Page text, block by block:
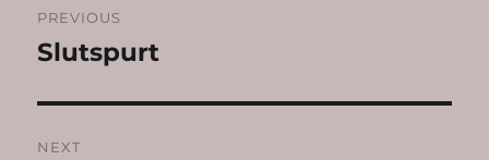
navigation
PREVIOUS
Previous
Slutspurt
NEXT